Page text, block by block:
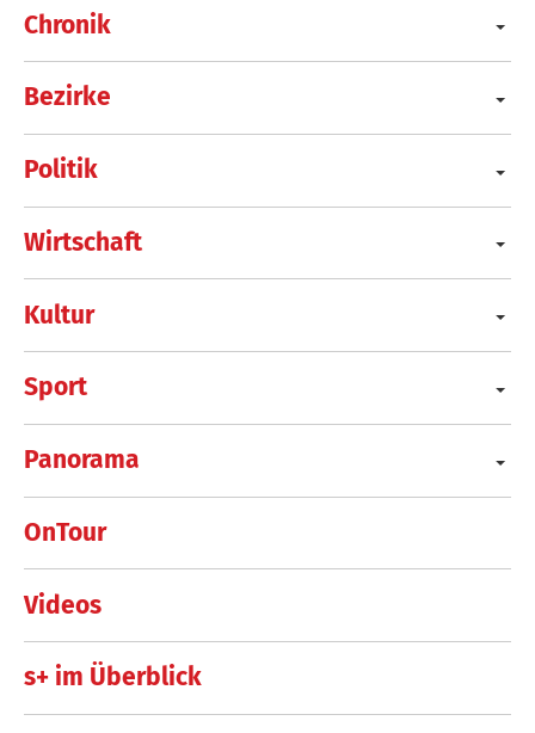
Chronik
Bezirke
Politik
Wirtschaft
Kultur
Sport
Panorama
OnTour
Videos
s+ im Überblick